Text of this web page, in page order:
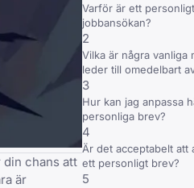
chans att
är
Varför är ett
jobbansökan?
2
Vilka är några vanliga
leder till omedelbart
3
Hur kan jag anpassa
personliga brev?
4
Är det acceptabelt
ett personligt brev?
5